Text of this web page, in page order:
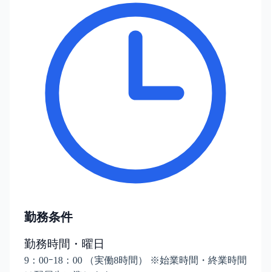
勤務条件
勤務時間・曜日
9：00ｰ18：00 （実働8時間） ※始業時間・終業時間